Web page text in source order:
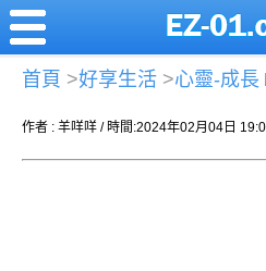
首頁 >好享生活 >心靈-成長
作者 : 羊咩咩 / 時間:2024年02月04日